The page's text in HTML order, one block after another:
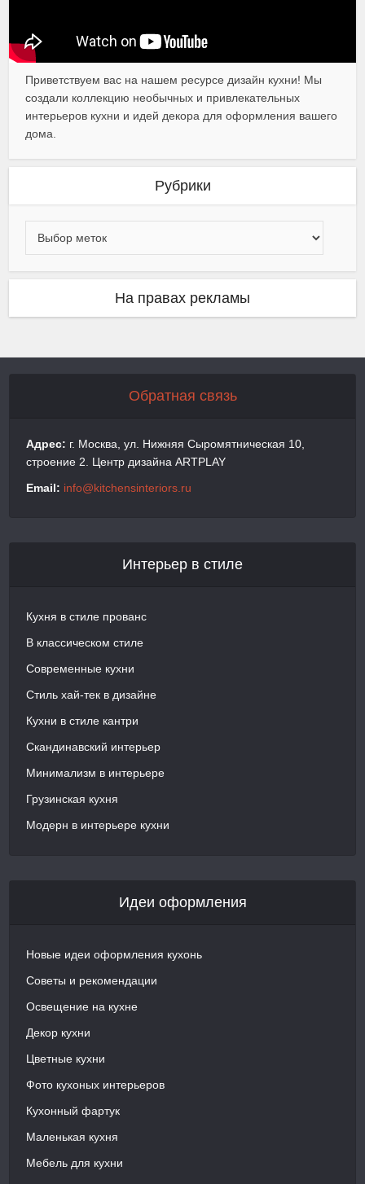
Приветствуем вас на нашем ресурсе дизайн кухни! Мы
создали коллекцию необычных и привлекательных
интерьеров кухни и идей декора для оформления вашего
дома.
Рубрики
На правах рекламы
Обратная связь
Адрес: г. Москва, ул. Нижняя Сыромятническая 10,
строение 2. Центр дизайна ARTPLAY
Email: info@kitchensinteriors.ru
Интерьер в стиле
Кухня в стиле прованс
В классическом стиле
Современные кухни
Стиль хай-тек в дизайне
Кухни в стиле кантри
Скандинавский интерьер
Минимализм в интерьере
Грузинская кухня
Модерн в интерьере кухни
Идеи оформления
Новые идеи оформления кухонь
Советы и рекомендации
Освещение на кухне
Декор кухни
Цветные кухни
Фото кухоных интерьеров
Кухонный фартук
Маленькая кухня
Мебель для кухни